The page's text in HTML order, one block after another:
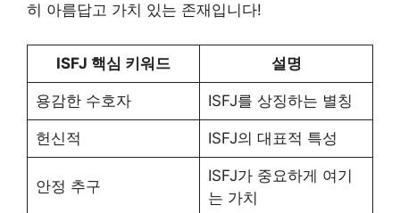
히 아름답고 가치 있는 존재입니다!
ISFJ 핵심 키워드 설명
용감한 수호자 ISFJ를 상징하는 별칭
헌신적 ISFJ의 대표적 특성
안정 추구
ISFJ가 중요하게 여기
는 가치